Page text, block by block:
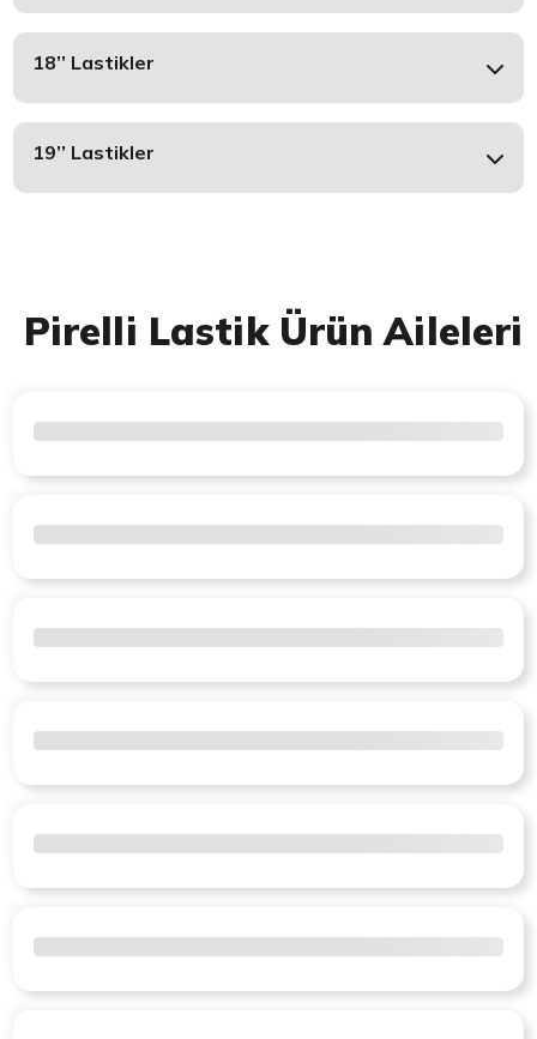
18’’ Lastikler
19’’ Lastikler
Pirelli Lastik Ürün Aileleri